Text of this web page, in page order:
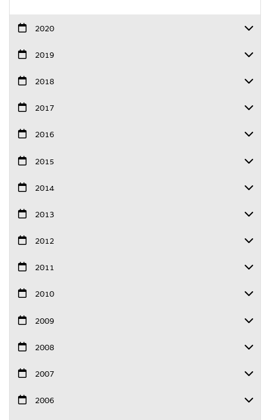
2020
2019
2018
2017
2016
2015
2014
2013
2012
2011
2010
2009
2008
2007
2006